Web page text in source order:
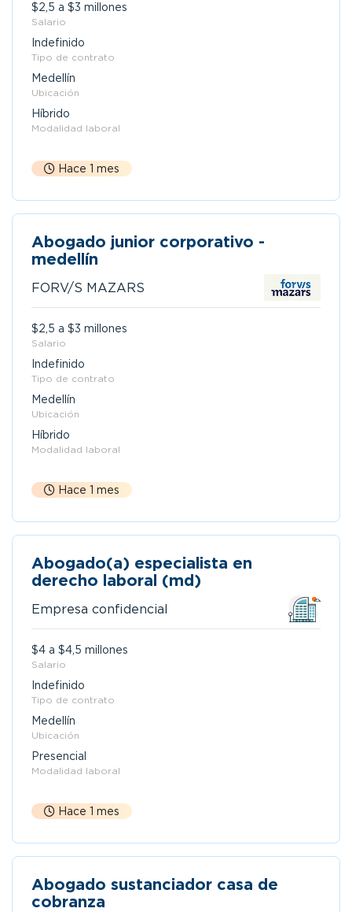
$2,5 a $3 millones
Salario
Indefinido
Tipo de contrato
Medellín
Ubicación
Híbrido
Modalidad laboral
Hace 1 mes
Abogado junior corporativo -
medellín
FORV/S MAZARS
$2,5 a $3 millones
Salario
Indefinido
Tipo de contrato
Medellín
Ubicación
Híbrido
Modalidad laboral
Hace 1 mes
Abogado(a) especialista en
derecho laboral (md)
Empresa confidencial
$4 a $4,5 millones
Salario
Indefinido
Tipo de contrato
Medellín
Ubicación
Presencial
Modalidad laboral
Hace 1 mes
Abogado sustanciador casa de
cobranza